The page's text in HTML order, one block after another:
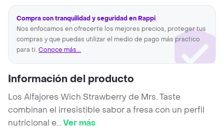
Compra con tranquilidad y seguridad en Rappi
Nos enfocamos en ofrecerte los mejores precios, proteger tus
compras y que puedas utilizar el medio de pago más practico
para ti. Conoce más...
Información del producto
Los Alfajores Wich Strawberry de Mrs. Taste
combinan el irresistible sabor a fresa con un perfil
nutricional e...Ver más